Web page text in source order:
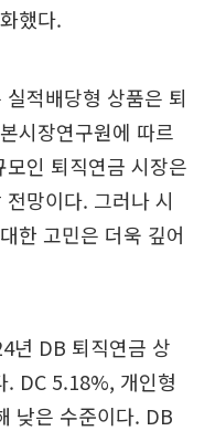
했다.
적배당형 상품은 퇴
시장연구원에 따르
인 퇴직연금 시장은
망이다. 그러나 시
한 고민은 더욱 깊어
년 DB 퇴직연금 상
. DC 5.18%, 개인형
낮은 수준이다. DB